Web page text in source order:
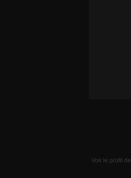
Voir le profil de